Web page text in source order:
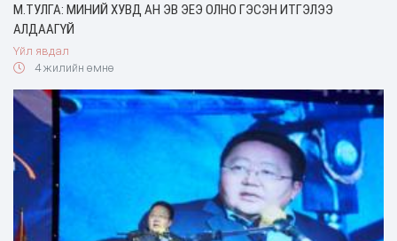
М.ТУЛГА: МИНИЙ ХУВД АН ЭВ ЭЕЭ ОЛНО ГЭСЭН ИТГЭЛЭЭ
АЛДААГҮЙ
Үйл явдал
4 жилийн өмнө